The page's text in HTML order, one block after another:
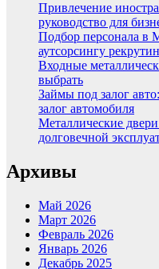
Привлечение
руководство для
Подбор персонала в
аутсорсингу
Входные
выбрать
Займы под залог
залог автомобиля
Металлические
долговечной
Архивы
Май 2026
Март 2026
Февраль 2026
Январь 2026
Декабрь 2025